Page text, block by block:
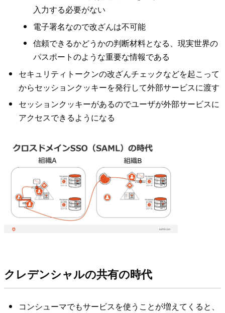
入力する必要がない
電子署名なので改ざんは不可能
信頼できるかどうかの判断材料となる、現実世界の
パスポートのような重要な情報である
セキュリティトークンの改ざんチェックなどを起こって
からセッションクッキーを発行して外部サービスに渡す
セッションクッキーがあるのでユーザが外部サービスに
アクセスできるようになる
クレデンシャルの共有の時代
コンシューマでもサービスを使うことが増えてくると、